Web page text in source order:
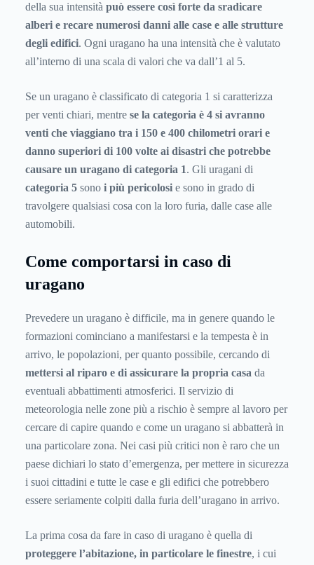
della sua intensità può essere così forte da sradicare
alberi e recare numerosi danni alle case e alle strutture
degli edifici. Ogni uragano ha una intensità che è valutato
all’interno di una scala di valori che va dall’1 al 5.
Se un uragano è classificato di categoria 1 si caratterizza
per venti chiari, mentre se la categoria è 4 si avranno
venti che viaggiano tra i 150 e 400 chilometri orari e
danno superiori di 100 volte ai disastri che potrebbe
causare un uragano di categoria 1. Gli uragani di
categoria 5 sono i più pericolosi e sono in grado di
travolgere qualsiasi cosa con la loro furia, dalle case alle
automobili.
Come comportarsi in caso di
uragano
Prevedere un uragano è difficile, ma in genere quando le
formazioni cominciano a manifestarsi e la tempesta è in
arrivo, le popolazioni, per quanto possibile, cercando di
mettersi al riparo e di assicurare la propria casa da
eventuali abbattimenti atmosferici. Il servizio di
meteorologia nelle zone più a rischio è sempre al lavoro per
cercare di capire quando e come un uragano si abbatterà in
una particolare zona. Nei casi più critici non è raro che un
paese dichiari lo stato d’emergenza, per mettere in sicurezza
i suoi cittadini e tutte le case e gli edifici che potrebbero
essere seriamente colpiti dalla furia dell’uragano in arrivo.
La prima cosa da fare in caso di uragano è quella di
proteggere l’abitazione, in particolare le finestre, i cui